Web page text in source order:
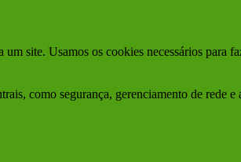
site. Usamos os cookies necessários para
como segurança, gerenciamento de rede